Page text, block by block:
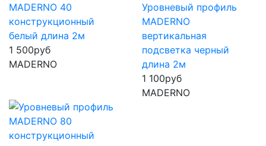
MADERNO 40
конструкционный
белый длина 2м
1 500руб
MADERNO
Уровневый профиль
MADERNO
вертикальная
подсветка черный
длина 2м
1 100руб
MADERNO